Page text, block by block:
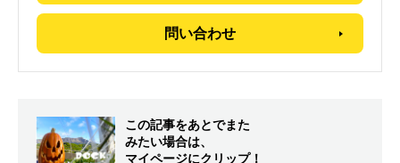
問い合わせ
この記事をあとでまた
みたい場合は、
マイページにクリップ！